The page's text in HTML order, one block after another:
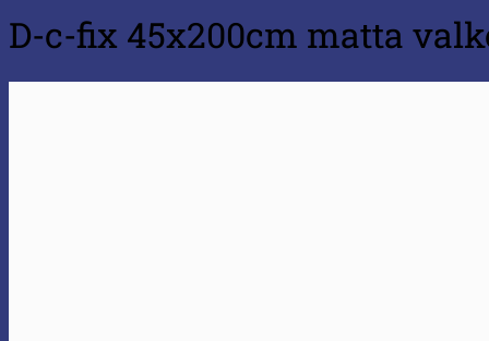
D-c-fix 45x200cm matta